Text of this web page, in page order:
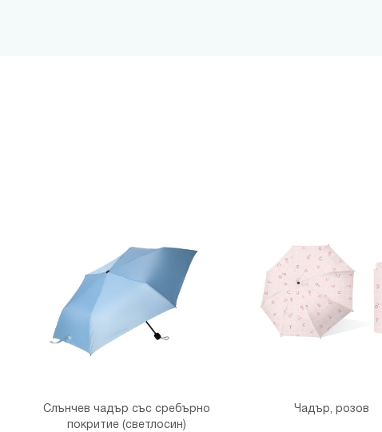
Слънчев чадър със сребърно
покритие (светлосин)
Чадър, розов